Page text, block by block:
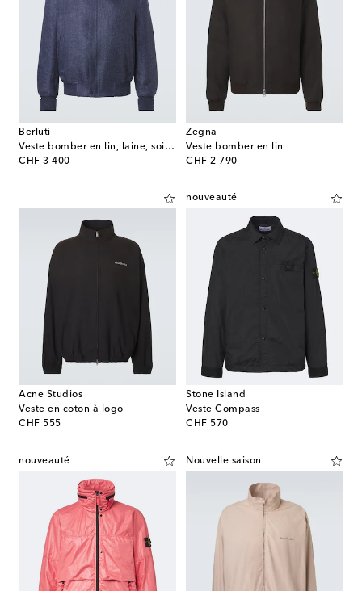
Berluti
Veste bomber en lin, laine, soie et cuir
CHF 3 400
original price
Zegna
Veste bomber en lin
CHF 2 790
original price
Acne Studios
Veste en coton à logo
CHF 555
original price
nouveauté
Stone Island
Veste Compass
CHF 570
original price
nouveauté Nouvelle saison